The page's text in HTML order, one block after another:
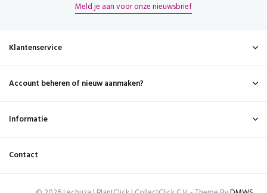
Meld je aan voor onze nieuwsbrief
Klantenservice
Account beheren of nieuw aanmaken?
Informatie
Contact